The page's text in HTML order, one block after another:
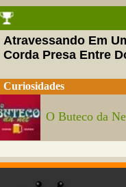
Atravessando Em
Corda Presa Entre
Curiosidades
O Buteco da